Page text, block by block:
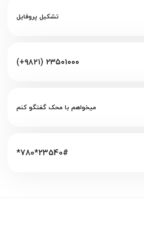
تشکیل پروفایل
(+۹۸۲۱) ۲۳۵۰۱۰۰۰
میخواهم با محک گفتگو کنم
*780*23540#